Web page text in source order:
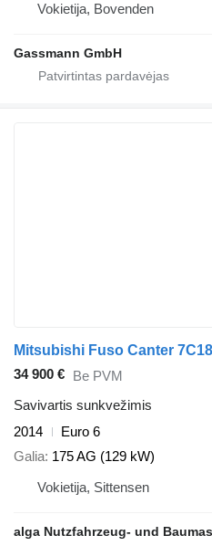
Vokietija, Bovenden
Gassmann GmbH
34 900 € Be PVM
Savivartis sunkvežimis
2014
Euro 6
Galia 175 AG (129 kW)
Vokietija, Sittensen